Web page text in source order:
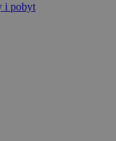
i pobyt